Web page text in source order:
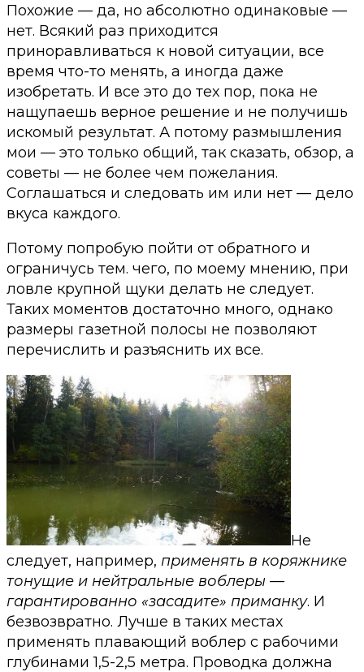
Похожие — да, но абсолютно одинаковые —
нет. Всякий раз приходится
приноравливаться к новой ситуации, все
время что-то менять, а иногда даже
изобретать. И все это до тех пор, пока не
нащупаешь верное решение и не получишь
искомый результат. А потому размышления
мои — это только общий, так сказать, обзор, а
советы — не более чем пожелания.
Соглашаться и следовать им или нет — дело
вкуса каждого.
Потому попробую пойти от обратного и
ограничусь тем. чего, по моему мнению, при
ловле крупной щуки делать не следует.
Таких моментов достаточно много, однако
размеры газетной полосы не позволяют
перечислить и разъяснить их все.
Не
следует, например, применять в коряжнике
тонущие и нейтральные воблеры —
гарантированно «засадите» приманку. И
безвозвратно. Лучше в таких местах
применять плавающий воблер с рабочими
глубинами 1,5-2,5 метра. Проводка должна